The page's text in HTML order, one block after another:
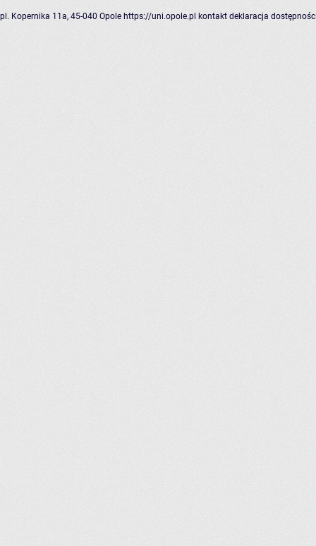
pl. Kopernika 11a, 45-040 Opole https://uni.opole.pl kontakt deklaracja